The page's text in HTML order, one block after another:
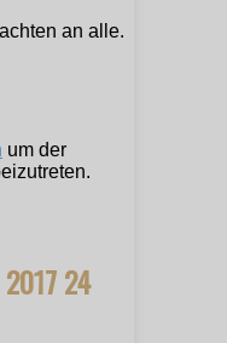
an alle.
um der
24